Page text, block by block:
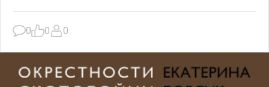
0 0 0